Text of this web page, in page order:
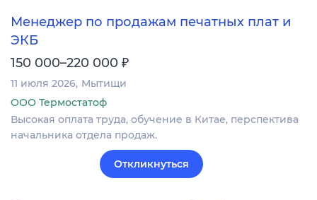
Менеджер по продажам печатных плат и
ЭКБ
150 000–220 000 ₽
11 июля 2026 Мытищи
ООО Термостатоф
Высокая оплата труда, обучение в Китае, перспектива
начальника отдела продаж.
Откликнуться